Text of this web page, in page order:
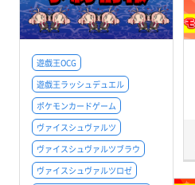
遊戯王OCG
遊戯王ラッシュデュエル
ポケモンカードゲーム
ヴァイスシュヴァルツ
ヴァイスシュヴァルツブラウ
ヴァイスシュヴァルツロゼ